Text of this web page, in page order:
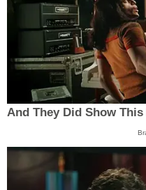
And They Did Show